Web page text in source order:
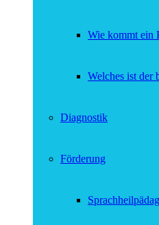
Wie kommt ein
Welches ist der
Diagnostik
Förderung